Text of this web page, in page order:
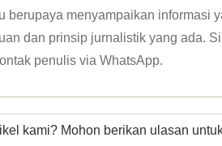
berupaya menyampaikan informasi
dan prinsip jurnalistik yang ada.
penulis via WhatsApp.
kami? Mohon berikan ulasan